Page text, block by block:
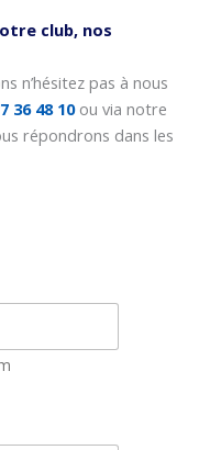
club, nos
n’hésitez pas à nous
36 48 10 ou via notre
répondrons dans les